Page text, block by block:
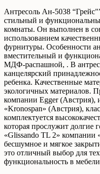
Антресоль Ан-5038
стильный и
комнаты. Он выполнен в
использованием
фурнитуры. Особенности
вместительный и
МДФ-распашной, . В
канцелярский
ребенка. Качественные
экологичных материалов.
компании Egger
«Kronospan» (Австрия),
комплектуется
которая прослужит долгие
«Glissando TL 2» компании
бесшумное и мягкое
это отличный выбор для
функциональность в